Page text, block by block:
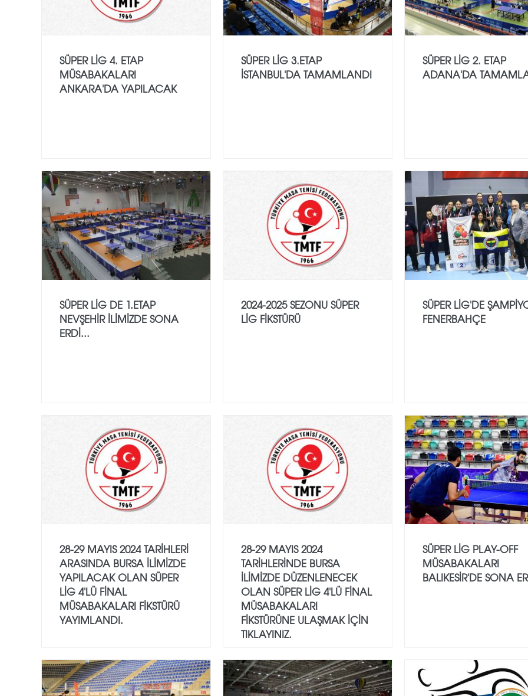
SÜPER LIG 4. ETAP
MÜSABAKALARI
ANKARA'DA YAPILACAK
SÜPER LİG 3.ETAP
İSTANBUL'DA TAMAMLANDI
SÜPER LİG 2. ETAP
ADANA'DA
SÜPER LİG DE 1.ETAP
NEVŞEHİR İLİMİZDE SONA
ERDİ...
2024-2025 SEZONU SÜPER
LİG FİKSTÜRÜ
SÜPER LIG'DE
FENERBAHÇE
28-29 MAYIS 2024 TARIHLERI
ARASINDA BURSA ILIMIZDE
YAPILACAK OLAN SÜPER
LIG 4'LÜ FINAL
MÜSABAKALARI FIKSTÜRÜ
YAYIMLANDI.
28-29 MAYIS 2024
TARIHLERINDE BURSA
ILIMIZDE DÜZENLENECEK
OLAN SÜPER LIG 4'LÜ FINAL
MÜSABAKALARI
FIKSTÜRÜNE ULAŞMAK IÇIN
TIKLAYINIZ.
SÜPER LİG PLAY-OFF
MÜSABAKALARI
BALIKESİR'DE SONA